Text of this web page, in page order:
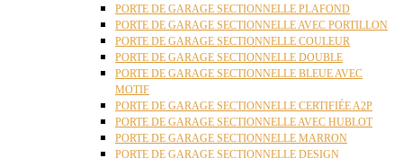
PORTE DE GARAGE SECTIONNELLE PLAFOND
PORTE DE GARAGE SECTIONNELLE AVEC PORTILLON
PORTE DE GARAGE SECTIONNELLE COULEUR
PORTE DE GARAGE SECTIONNELLE DOUBLE
PORTE DE GARAGE SECTIONNELLE BLEUE AVEC
MOTIF
PORTE DE GARAGE SECTIONNELLE CERTIFIÉE A2P
PORTE DE GARAGE SECTIONNELLE AVEC HUBLOT
PORTE DE GARAGE SECTIONNELLE MARRON
PORTE DE GARAGE SECTIONNELLE DESIGN